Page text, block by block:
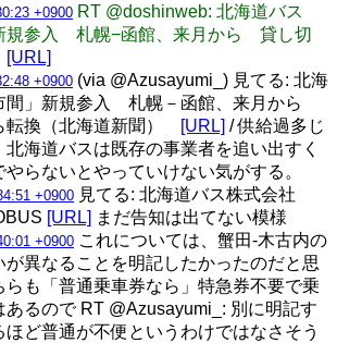
+0900 RT @doshinweb: 北海道バス
規参入 札幌−函館、来月から 貸し切
[URL]
+0900 (via @Azusayumi_) 見てる: 北海
間」新規参入 札幌－函館、来月から
転換（北海道新聞）
[URL] / 供給過多じ
海道バスは既存の事業者を追い出すく
やらないとやっていけない気がする。
+0900 見てる: 北海道バス株式会社
[URL] まだ告知は出てない模様
+0900 これについては、蟹田-木古内の
が異なることを明記したかったのだと思
らも「普通乗車券なら」特急券不要で乗
あるので RT @Azusayumi_: 別に明記す
ほど普通が不便というわけではなさそう